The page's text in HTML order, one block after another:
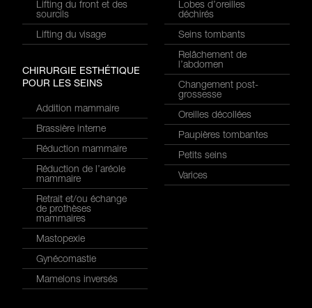
Lifting du front et des
sourcils
Lifting du visage
CHIRURGIE ESTHÉTIQUE
POUR LES SEINS
Addition mammaire
Brassière interne
Réduction mammaire
Réduction de l’aréole
mammaire
Retrait et/ou échange
de prothèses
mammaires
Mastopexie
Gynécomastie
Mamelons inversés
Lobes d’oreilles
déchirés
Seins tombants
Relâchement de
l’abdomen
Changement post-
grossesse
Oreilles décollées
Paupières tombantes
Petits seins
Varices